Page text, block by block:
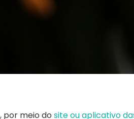
por meio do site ou aplicativo